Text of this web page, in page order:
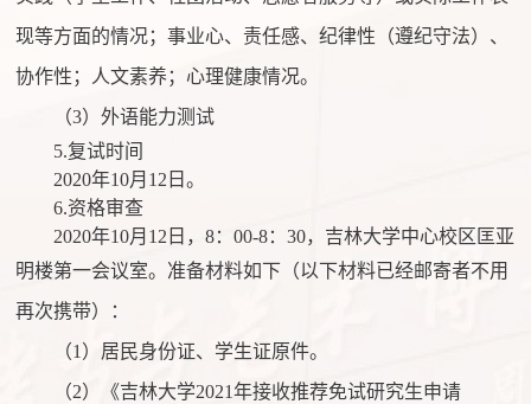
现等方面的情况；事业心、责任感、纪律性（遵纪守法）、
协作性；人文素养；心理健康情况。
（3）外语能力测试
5.复试时间
2020年10月12日。
6.资格审查
2020年10月12日，8：00-8：30，吉林大学中心校区匡亚
明楼第一会议室。准备材料如下（以下材料已经邮寄者不用
再次携带）：
（1）居民身份证、学生证原件。
（2）《吉林大学2021年接收推荐免试研究生申请